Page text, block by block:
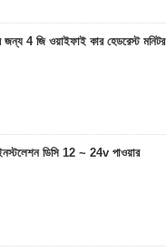
4 জি ওয়াইফাই কার হেডরেস্ট মনিটর
ডিসি 12 ~ 24v পাওয়ার